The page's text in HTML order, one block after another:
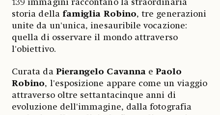
139 immagini raccontano la straordinaria
storia della famiglia Robino, tre generazioni
unite da un'unica, inesauribile vocazione:
quella di osservare il mondo attraverso
l'obiettivo.
Curata daPierangelo Cavanna e Paolo
Robino, l'esposizione appare come un viaggio
attraverso oltre settantacinque anni di
evoluzione dell'immagine, dalla fotografia